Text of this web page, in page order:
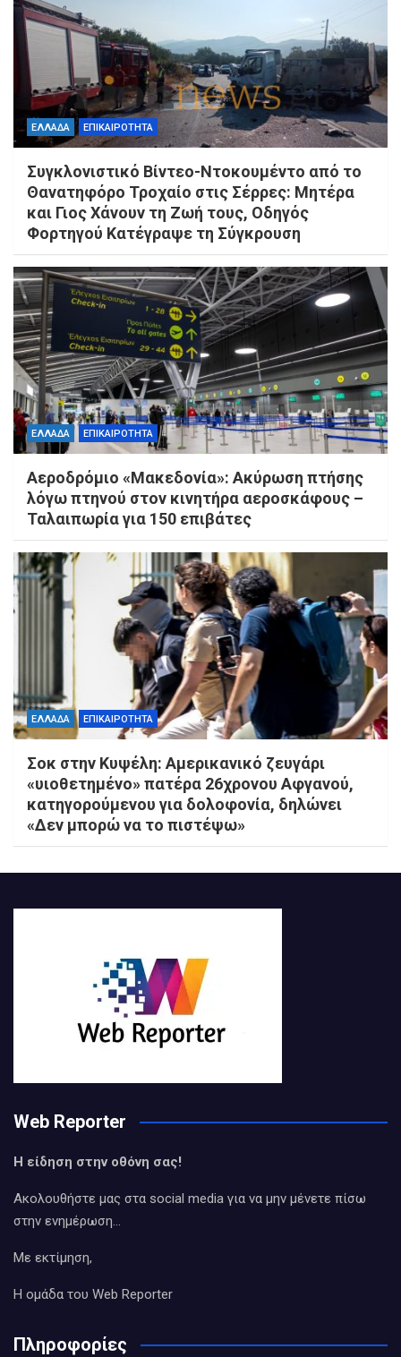
ΕΛΛΑΔΑ ΕΠΙΚΑΙΡΟΤΗΤΑ
Συγκλονιστικό Βίντεο-Ντοκουμέντο από το
Θανατηφόρο Τροχαίο στις Σέρρες: Μητέρα
και Γιος Χάνουν τη Ζωή τους, Οδηγός
Φορτηγού Κατέγραψε τη Σύγκρουση
ΕΛΛΑΔΑ ΕΠΙΚΑΙΡΟΤΗΤΑ
Αεροδρόμιο «Μακεδονία»: Ακύρωση πτήσης
λόγω πτηνού στον κινητήρα αεροσκάφους –
Ταλαιπωρία για 150 επιβάτες
ΕΛΛΑΔΑ ΕΠΙΚΑΙΡΟΤΗΤΑ
Σοκ στην Κυψέλη: Αμερικανικό ζευγάρι
«υιοθετημένο» πατέρα 26χρονου Αφγανού,
κατηγορούμενου για δολοφονία, δηλώνει
«Δεν μπορώ να το πιστέψω»
Web Reporter
Η είδηση στην οθόνη σας!
Ακολουθήστε μας στα social media για να μην μένετε πίσω
στην ενημέρωση…
Με εκτίμηση,
Η ομάδα του Web Reporter
Πληροφορίες